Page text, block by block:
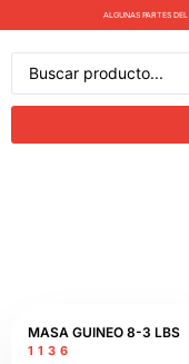
ALGUNAS PARTES
MASA GUINEO 8-3 LBS
1136